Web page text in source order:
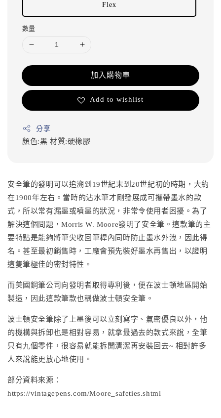
Flex
數量
加入購物車
Add to wishlist
分享
顏色:黑 材質:硬橡膠
安全筆的發明可以追溯到19世紀末到20世紀初的時期，大約
在1900年左右。當時的沾水筆才剛發展成可攜帶墨水的款
式，所以常有漏墨或噴墨的狀況，非常令使用者困擾。為了
解決這個問題，Morris W. Moore發明了安全筆。這款筆的主
要特點是能夠將筆尖收回筆桿內同時防止墨水外洩，因此得
名。甚至最初銷售時，工廠會預先裝好墨水再售出，以證明
這隻筆極佳的密封特性。
而美國鋼筆公司向發明者取得專利後，便在波士頓地區開始
製造，因此這款筆款也稱做波士頓安全筆。
波士頓安全筆除了上墨後可以立刻寫字、氣密優良以外，他
的機構與拆卸也是相對容易，就拿最過去的款式來說，全筆
只有九個零件，很容易就能拆開清潔再安裝回去~ 相對許多
人來說能更放心地使用。
部分資料來源：
https://vintagepens.com/Moore_safeties.shtml